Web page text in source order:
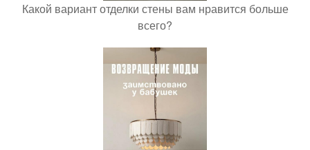
Какой вариант отделки стены вам нравится больше
всего?